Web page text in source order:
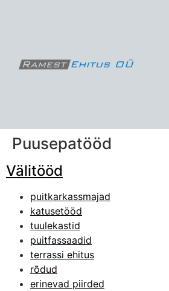
Puusepatööd
Välitööd
puitkarkassmajad
katusetööd
tuulekastid
puitfassaadid
terrassi ehitus
rõdud
erinevad piirded